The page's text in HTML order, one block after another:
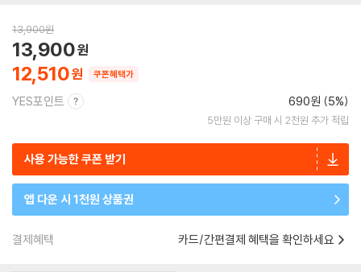
13,900원
12,510
13,900
쿠폰혜택가
YES포인트 690원 (5%)
5만원 이상 구매 시 2천원 추가 적립
사용 가능한 쿠폰 받기
앱 다운 시 1천원 상품권
결제혜택 카드/간편결제 혜택을 확인하세요